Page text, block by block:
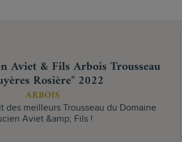
Aviet & Fils Arbois Trousseau
Rosière" 2022
ARBOIS
des meilleurs Trousseau du Domaine
Aviet &amp; Fils !